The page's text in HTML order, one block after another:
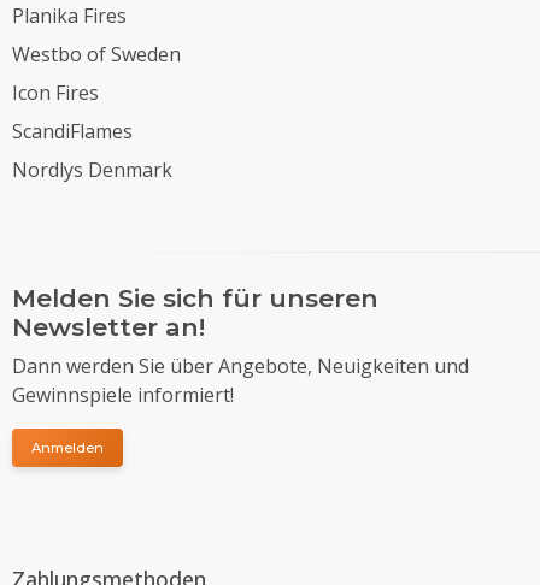
Planika Fires
Westbo of Sweden
Icon Fires
ScandiFlames
Nordlys Denmark
Melden Sie sich für unseren
Newsletter an!
Dann werden Sie über Angebote, Neuigkeiten und
Gewinnspiele informiert!
Anmelden
Zahlungsmethoden